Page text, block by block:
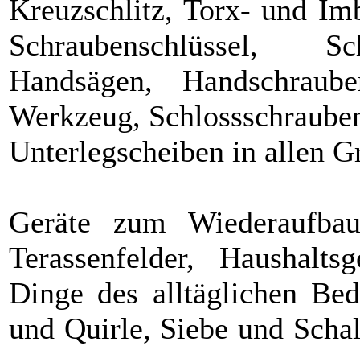
Kreuzschlitz, Torx- und
Schraubenschlüssel,
Handsägen,
Werkzeug,
Unterlegscheiben in allen
Geräte zum
Terassenfelder,
Dinge des alltäglichen
und Quirle, Siebe und